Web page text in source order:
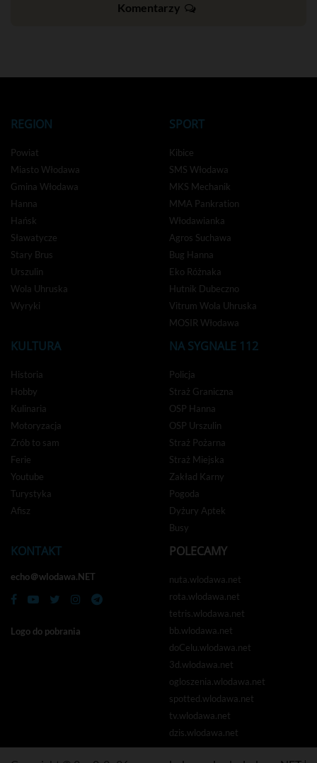
Komentarzy
REGION
Powiat
Miasto Włodawa
Gmina Włodawa
Hanna
Hańsk
Sławatycze
Stary Brus
Urszulin
Wola Uhruska
Wyryki
SPORT
Kibice
SMS Włodawa
MKS Mechanik
MMA Pankration
Włodawianka
Agros Suchawa
Bug Hanna
Eko Różnaka
Hutnik Dubeczno
Vitrum Wola Uhruska
MOSIR Włodawa
KULTURA
Historia
Hobby
Kulinaria
Motoryzacja
Zrób to sam
Ferie
Youtube
Turystyka
Afisz
NA SYGNALE 112
Policja
Straż Graniczna
OSP Hanna
OSP Urszulin
Straż Pożarna
Straż Miejska
Zakład Karny
Pogoda
Dyżury Aptek
Busy
KONTAKT
echo＠wlodawa.NET
Logo do pobrania
POLECAMY
nuta.wlodawa.net
rota.wlodawa.net
tetris.wlodawa.net
bb.wlodawa.net
doCelu.wlodawa.net
3d.wlodawa.net
ogloszenia.wlodawa.net
spotted.wlodawa.net
tv.wlodawa.net
dzis.wlodawa.net